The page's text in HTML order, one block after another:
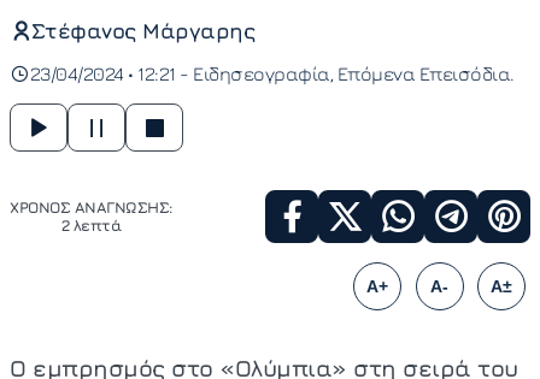
Στέφανος Μάργαρης
23/04/2024 • 12:21 - Ειδησεογραφία Επόμενα Επεισόδια
ΧΡΟΝΟΣ ΑΝΑΓΝΩΣΗΣ:
2 λεπτά
A+ A- A±
Ο εμπρησμός στο «Ολύμπια» στη σειρά του